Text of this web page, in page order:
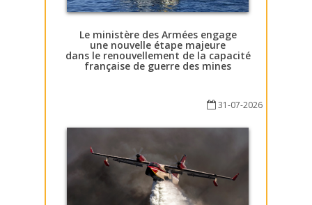
Le ministère des Armées engage
une nouvelle étape majeure
dans le renouvellement de la capacité
française de guerre des mines
31-07-2026